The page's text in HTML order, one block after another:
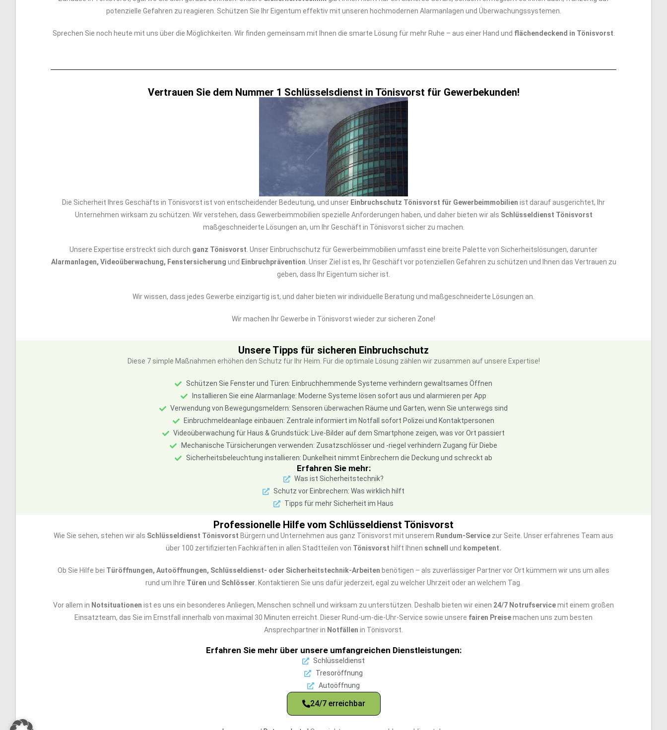
potenzielle Gefahren zu reagieren. Schützen Sie Ihr Eigentum effektiv mit unseren hochmodernen Alarmanlagen und Überwachungssystemen.
Sprechen Sie noch heute mit uns über die Möglichkeiten. Wir finden gemeinsam mit Ihnen die smarte Lösung für mehr Ruhe – aus einer Hand und flächendeckend in Tönisvorst
Vertrauen Sie dem Nummer 1 Schlüsselsdienst in Tönisvorst für Gewerbekunden!
Die Sicherheit Ihres Geschäfts in Tönisvorst ist von entscheidender Bedeutung, und unser Einbruchschutz Tönisvorst für Gewerbeimmobilien ist darauf ausgerichtet, Ihr
Unternehmen wirksam zu schützen. Wir verstehen, dass Gewerbeimmobilien spezielle Anforderungen haben, und daher bieten wir als Schlüsseldienst Tönisvorst
maßgeschneiderte Lösungen an, um Ihr Geschäft in Tönisvorst sicher zu machen.
Unsere Expertise erstreckt sich durch ganz Tönisvorst . Unser Einbruchschutz für Gewerbeimmobilien umfasst eine breite Palette von Sicherheitslösungen, darunter
Alarmanlagen, Videoüberwachung, Fenstersicherung und Einbruchprävention . Unser Ziel ist es, Ihr Geschäft vor potenziellen Gefahren zu schützen und Ihnen das Vertrauen zu
geben, dass Ihr Eigentum sicher ist.
Wir wissen, dass jedes Gewerbe einzigartig ist, und daher bieten wir individuelle Beratung und maßgeschneiderte Lösungen an.
Wir machen Ihr Gewerbe in Tönisvorst wieder zur sicheren Zone!
Unsere Tipps für sicheren Einbruchschutz
Diese 7 simple Maßnahmen erhöhen den Schutz für Ihr Heim. Für die optimale Lösung zählen wir zusammen auf unsere Expertise!
Schützen Sie Fenster und Türen: Einbruchhemmende Systeme verhindern gewaltsames Öffnen
Installieren Sie eine Alarmanlage: Moderne Systeme lösen sofort aus und alarmieren per App
Verwendung von Bewegungsmeldern: Sensoren überwachen Räume und Garten, wenn Sie unterwegs sind
Einbruchmeldeanlage einbauen: Zentrale informiert im Notfall sofort Polizei und Kontaktpersonen
Videoüberwachung für Haus & Grundstück: Live-Bilder auf dem Smartphone zeigen, was vor Ort passiert
Mechanische Türsicherungen verwenden: Zusatzschlösser und -riegel verhindern Zugang für Diebe
Sicherheitsbeleuchtung installieren: Dunkelheit nimmt Einbrechern die Deckung und schreckt ab
Erfahren Sie mehr:
Was ist Sicherheitstechnik?
Schutz vor Einbrechern: Was wirklich hilft
Tipps für mehr Sicherheit im Haus
Professionelle Hilfe vom Schlüsseldienst Tönisvorst
Wie Sie sehen, stehen wir als Schlüsseldienst Tönisvorst Bürgern und Unternehmen aus ganz Tönisvorst mit unserem Rundum-Service zur Seite. Unser erfahrenes Team aus
über 100 zertifizierten Fachkräften in allen Stadtteilen von Tönisvorst hilft Ihnen schnell und kompetent.
Ob Sie Hilfe bei Türöffnungen, Autoöffnungen, Schlüsseldienst- oder Sicherheitstechnik-Arbeiten benötigen – als zuverlässiger Partner vor Ort kümmern wir uns um alles
rund um Ihre Türen und Schlösser . Kontaktieren Sie uns dafür jederzeit, egal zu welcher Uhrzeit oder an welchem Tag.
Vor allem in Notsituationen ist es uns ein besonderes Anliegen, Menschen schnell und wirksam zu unterstützen. Deshalb bieten wir einen 24/7 Notrufservicemit einem großen
Einsatzteam, das Sie im Ernstfall innerhalb von maximal 30 Minuten erreicht. Dieser Rund-um-die-Uhr-Service sowie unsere fairen Preisemachen uns zum besten
Ansprechpartner in Notfällen in Tönisvorst.
Erfahren Sie mehr über unsere umfangreichen Dienstleistungen:
Schlüsseldienst
Tresoröffnung
Autoöffnung
24/7 erreichbar